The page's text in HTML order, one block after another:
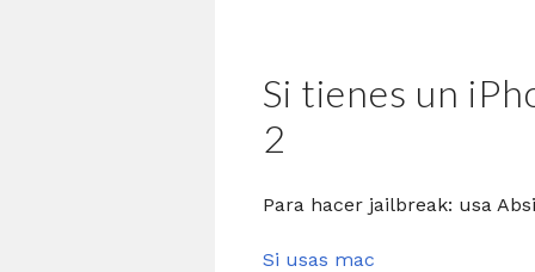
Si tienes un
2
Para hacer jailbreak: usa
Si usas mac